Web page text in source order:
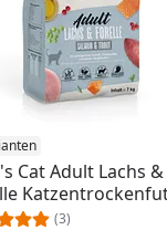
Cat Adult Lachs &
(3)
am Lager